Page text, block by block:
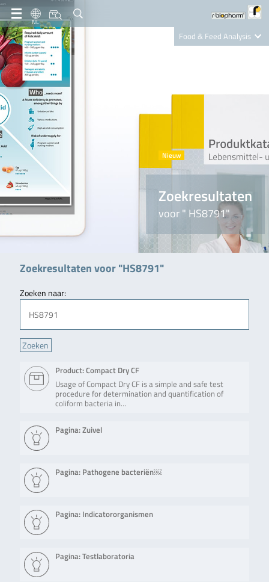
NL
Food & Feed Analysis
Nutrition Care
Zoekresultaten
voor " HS8791"
Zoekresultaten voor "HS8791"
Zoeken naar:
Product: Compact Dry CF
Usage of Compact Dry CF is a simple and safe test
procedure for determination and quantification of
coliform bacteria in…
Pagina: Zuivel
Pagina: Pathogene bacteriën￼
Pagina: Indicatororganismen
Pagina: Testlaboratoria